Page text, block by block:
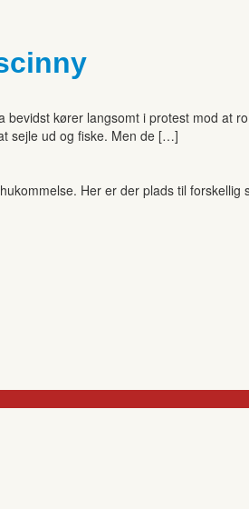
kører langsomt i protest mod at
sejle ud og fiske. Men de […]
Her er der plads til forskellig